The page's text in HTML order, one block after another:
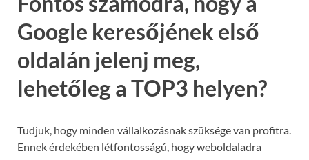
Google keresőjének első
oldalán jelenj meg,
lehetőleg a TOP3 helyen?
Tudjuk, hogy minden vállalkozásnak szüksége van profitra.
Ennek érdekében létfontosságú, hogy weboldaladra